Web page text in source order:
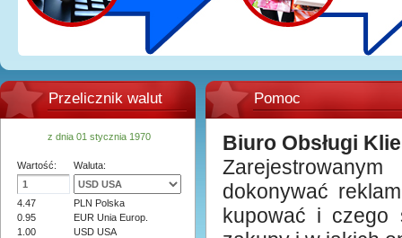
Przelicznik walut
z dnia 01 stycznia 1970
Wartość: Waluta:
4.47
PLN Polska
0.95
EUR Unia Europ.
1.00
USD USA
Pomoc
Biuro Obsługi
dokonywać
kupować i czego